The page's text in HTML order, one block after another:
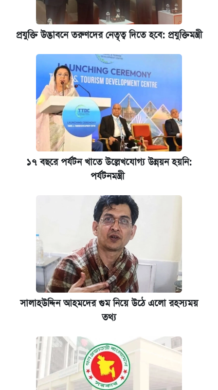
আজকের বাজারে স্বর্ণের দাম (৬ আগস্ট)
আবেদন শুরু
প্রযুক্তি উদ্ভাবনে তরুণদের নেতৃত্ব দিতে হবে: প্রযুক্তিমন্ত্রী
১৭ বছরে পর্যটন খাতে উল্লেখযোগ্য উন্নয়ন হয়নি:
পর্যটনমন্ত্রী
সালাহউদ্দিন আহমদের গুম নিয়ে উঠে এলো রহস্যময়
তথ্য